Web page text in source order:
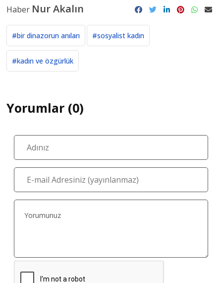
Haber Nur Akalın
#bir dinazorun anıları #sosyalist kadın
#kadın ve özgürlük
Yorumlar (0)